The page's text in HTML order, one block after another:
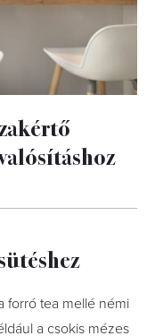
forró tea mellé némi
a csokis mézes